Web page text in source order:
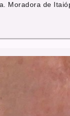
Moradora de